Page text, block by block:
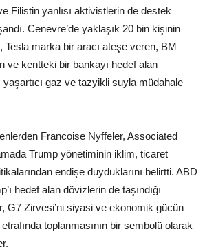
Filistin yanlısı aktivistlerin de destek
Cenevre’de yaklaşık 20 bin kişinin
Tesla marka bir aracı ateşe veren, BM
ve kentteki bir bankayı hedef alan
gaz ve tazyikli suyla müdahale
Francoise Nyffeler, Associated
Trump yönetiminin iklim, ticaret
endişe duyduklarını belirtti. ABD
hedef alan dövizlerin de taşındığı
G7 Zirvesi’ni siyasi ve ekonomik gücün
toplanmasının bir sembolü olarak